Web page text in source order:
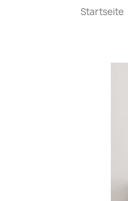
Startseite